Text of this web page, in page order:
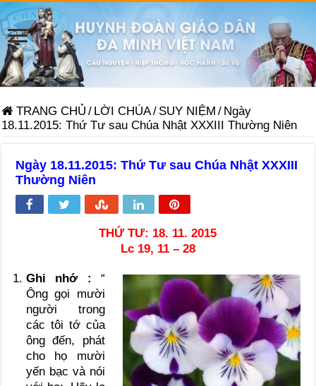
TRANG CHỦ / LỜI CHÚA/ SUY NIỆM / Ngày
18.11.2015: Thứ Tư sau Chúa Nhật XXXIII Thường Niên
Ngày 18.11.2015: Thứ Tư sau Chúa Nhật XXXIII
Thường Niên
THỨ TƯ: 18. 11. 2015
Lc 19, 11 – 28
Ghi nhớ : “
Ông gọi mười
người trong
các tôi tớ của
ông đến, phát
cho họ mười
yến bạc và nói